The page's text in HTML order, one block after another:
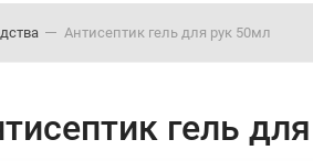
Антисептик гель для рук 50мл
гель